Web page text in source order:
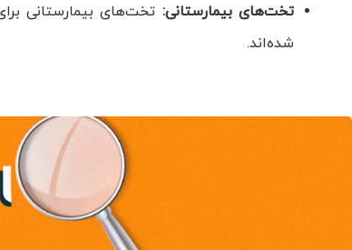
تخت‌های بیمارستانی: تخت‌های بیمارستانی
شده‌اند.